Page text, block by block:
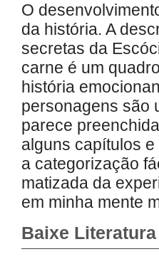
O
da história. A
secretas da
carne é um
história
personagens são
parece
alguns capítulos
a categorização
matizada da
em minha mente
Baixe